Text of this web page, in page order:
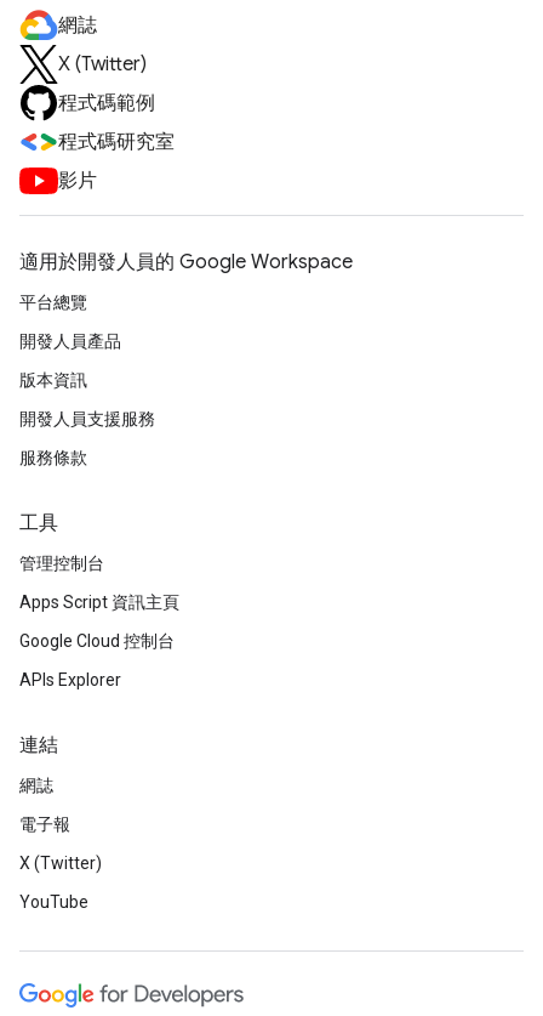
網誌
X (Twitter)
程式碼範例
程式碼研究室
影片
適用於開發人員的 Google Workspace
平台總覽
開發人員產品
版本資訊
開發人員支援服務
服務條款
工具
管理控制台
Apps Script 資訊主頁
Google Cloud 控制台
APIs Explorer
連結
網誌
電子報
X (Twitter)
YouTube